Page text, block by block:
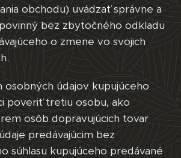
obchodu) uvádzať správne a
bez zbytočného odkladu
o zmene vo svojich
osobných údajov kupujúceho
poveriť tretiu osobu, ako
osôb dopravujúcich tovar
predávajúcim bez
súhlasu kupujúceho predávané